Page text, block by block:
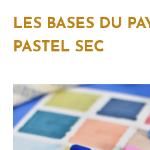
LES BASES DU
PASTEL SEC